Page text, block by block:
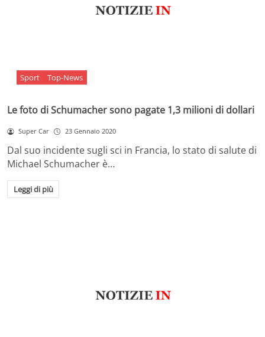
Sport Top-News
Le foto di Schumacher sono pagate 1,3 milioni di dollari
Super Car 23 Gennaio 2020
Dal suo incidente sugli sci in Francia, lo stato di salute di
Michael Schumacher è…
Leggi di più